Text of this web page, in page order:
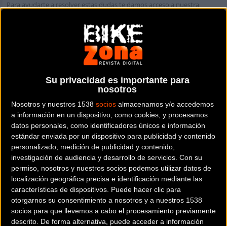
Su privacidad es importante para
nosotros
Nosotros y nuestros 1538 socios almacenamos y/o accedemos
a información en un dispositivo, como cookies, y procesamos
datos personales, como identificadores únicos e información
estándar enviada por un dispositivo para publicidad y contenido
personalizado, medición de publicidad y contenido,
investigación de audiencia y desarrollo de servicios. Con su
permiso, nosotros y nuestros socios podemos utilizar datos de
localización geográfica precisa e identificación mediante las
características de dispositivos. Puede hacer clic para
otorgarnos su consentimiento a nosotros y a nuestros 1538
socios para que llevemos a cabo el procesamiento previamente
descrito. De forma alternativa, puede acceder a información
Para ayudarte a resolver estas dudas te damos acceso a nuestra
actualizamos constantemente. A través de nuestro comparador podrás
encontrar la bicicleta que mejor se adapte a tus necesidades. Es gratuito
y puedes usarlo con tu pc, tablet o smartphone.
BHX-TREM DISC
1.099 €
Ver Ficha completa